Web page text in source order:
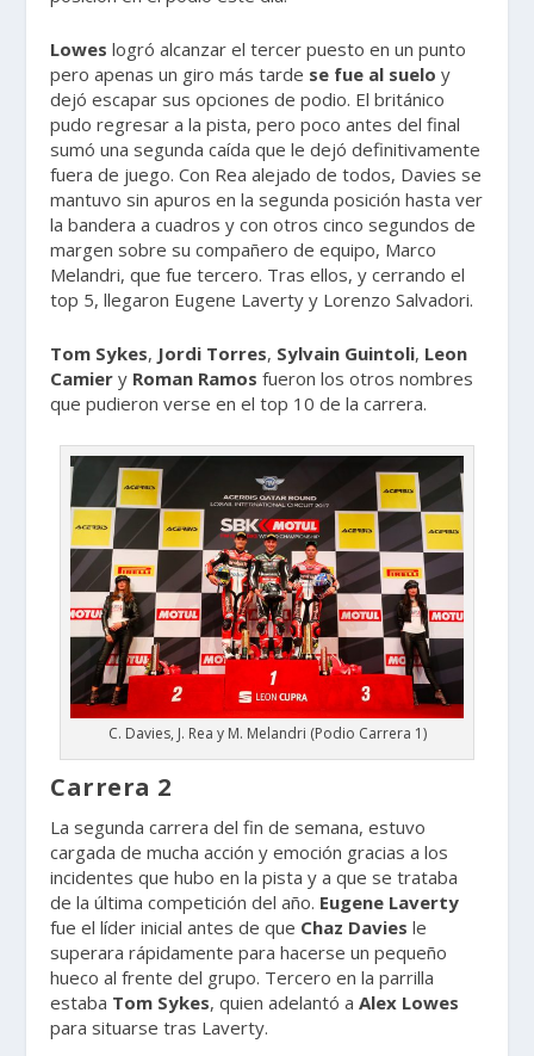
Lowes logró alcanzar el tercer puesto en un punto
pero apenas un giro más tarde se fue al suelo y
dejó escapar sus opciones de podio. El británico
pudo regresar a la pista, pero poco antes del final
sumó una segunda caída que le dejó definitivamente
fuera de juego. Con Rea alejado de todos, Davies se
mantuvo sin apuros en la segunda posición hasta ver
la bandera a cuadros y con otros cinco segundos de
margen sobre su compañero de equipo, Marco
Melandri, que fue tercero. Tras ellos, y cerrando el
top 5, llegaron Eugene Laverty y Lorenzo Salvadori.
Tom Sykes, Jordi Torres, Sylvain Guintoli, Leon
Camier y Roman Ramos fueron los otros nombres
que pudieron verse en el top 10 de la carrera.
C. Davies, J. Rea y M. Melandri (Podio Carrera 1)
Carrera 2
La segunda carrera del fin de semana, estuvo
cargada de mucha acción y emoción gracias a los
incidentes que hubo en la pista y a que se trataba
de la última competición del año. Eugene Laverty
fue el líder inicial antes de que Chaz Davies le
superara rápidamente para hacerse un pequeño
hueco al frente del grupo. Tercero en la parrilla
estaba Tom Sykes, quien adelantó aAlex Lowes
para situarse tras Laverty.